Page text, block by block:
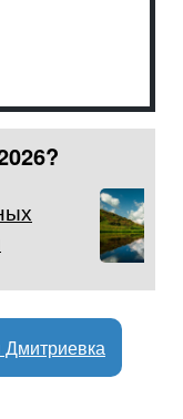
Дмитриевка